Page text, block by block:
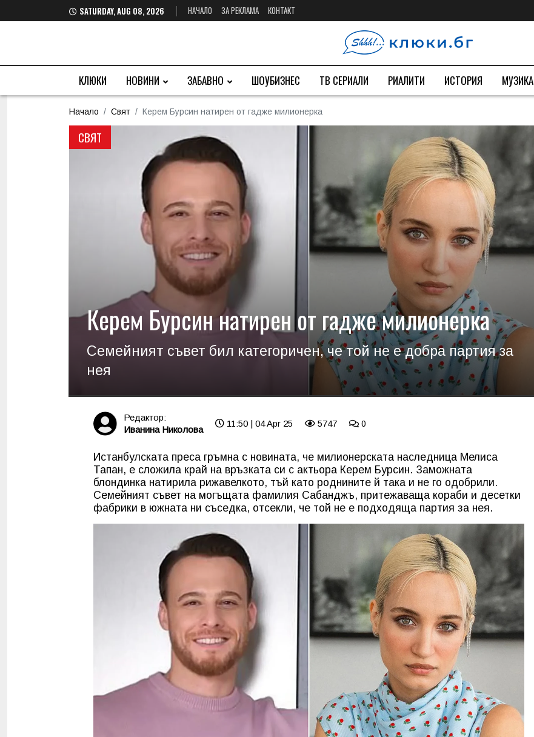
SATURDAY, AUG 08, 2026 НАЧАЛО ЗА РЕКЛАМА КОНТАКТ
КЛЮКИ НОВИНИ ЗАБАВНО ШОУБИЗНЕС ТВ СЕРИАЛИ РИАЛИТИ ИСТОРИЯ МУЗИКА
Начало Свят Керем Бурсин натирен от гадже милионерка
СВЯТ
Керем Бурсин натирен от гадже милионерка
Семейният съвет бил категоричен, че той не е добра партия за
нея
Редактор:
Иванина Николова
11:50 | 04 Apr 25 5747 0
Истанбулската преса гръмна с новината, че милионерската наследница Мелиса
Тапан, е сложила край на връзката си с актьора Керем Бурсин. Заможната
блондинка натирила рижавелкото, тъй като роднините й така и не го одобрили.
Семейният съвет на могъщата фамилия Сабанджъ, притежаваща кораби и десетки
фабрики в южната ни съседка, отсекли, че той не е подходяща партия за нея.